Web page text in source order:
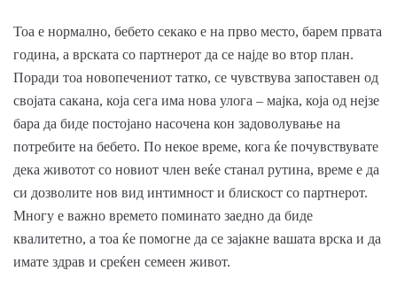
Тоа е нормално, бебето секако е на прво место, барем првата
година, а врската со партнерот да се најде во втор план.
Поради тоа новопечениот татко, се чувствува запоставен од
својата сакана, која сега има нова улога – мајка, која од нејзе
бара да биде постојано насочена кон задоволување на
потребите на бебето. По некое време, кога ќе почувствувате
дека животот со новиот член веќе станал рутина, време е да
си дозволите нов вид интимност и блискост со партнерот.
Многу е важно времето поминато заедно да биде
квалитетно, а тоа ќе помогне да се зајакне вашата врска и да
имате здрав и среќен семеен живот.